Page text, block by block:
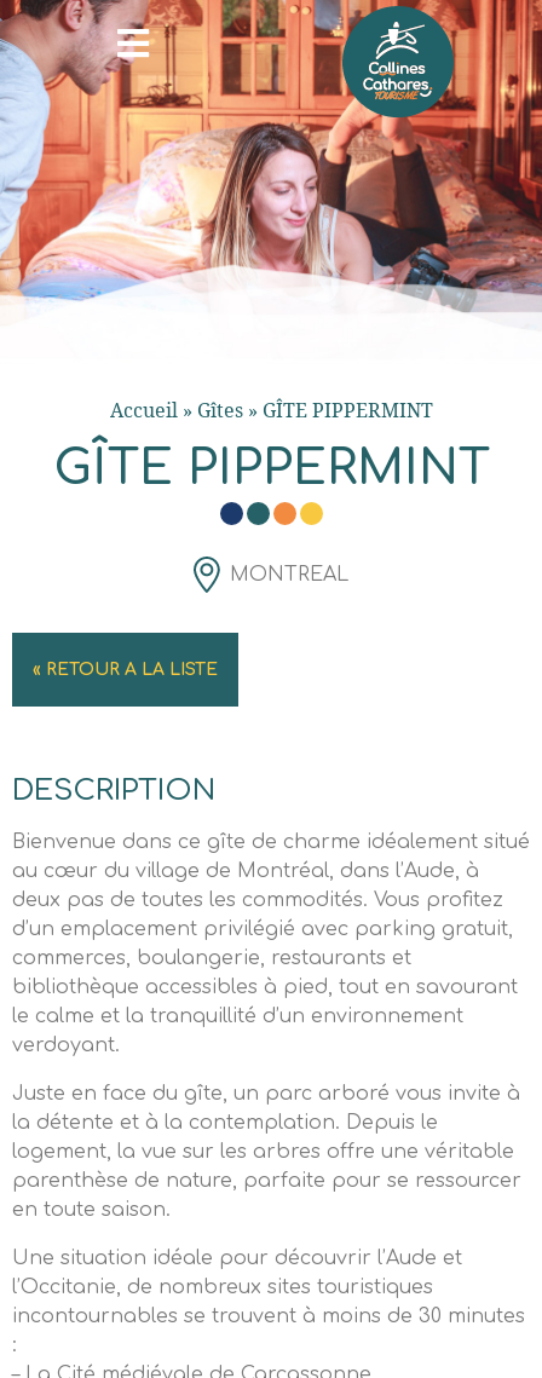
Accueil» Gîtes» GÎTE PIPPERMINT
GÎTE PIPPERMINT
MONTREAL
« RETOUR A LA LISTE
DESCRIPTION
Bienvenue dans ce gîte de charme idéalement situé
au cœur du village de Montréal, dans l’Aude, à
deux pas de toutes les commodités. Vous profitez
d’un emplacement privilégié avec parking gratuit,
commerces, boulangerie, restaurants et
bibliothèque accessibles à pied, tout en savourant
le calme et la tranquillité d’un environnement
verdoyant.
Juste en face du gîte, un parc arboré vous invite à
la détente et à la contemplation. Depuis le
logement, la vue sur les arbres offre une véritable
parenthèse de nature, parfaite pour se ressourcer
en toute saison.
Une situation idéale pour découvrir l’Aude et
l’Occitanie, de nombreux sites touristiques
incontournables se trouvent à moins de 30 minutes
: